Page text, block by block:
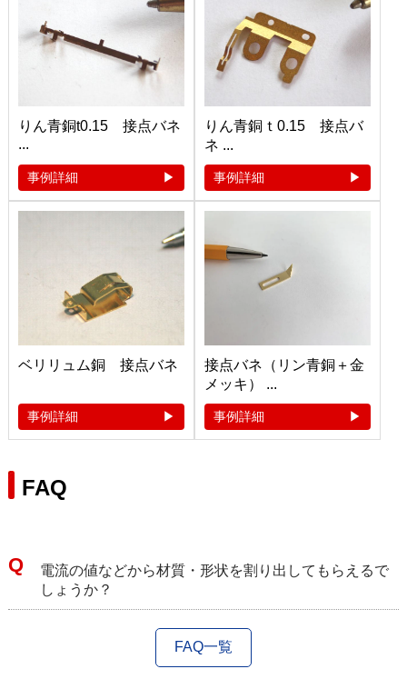
りん青銅t0.15 接点バネ
...
事例詳細
りん青銅ｔ0.15 接点バ
ネ ...
事例詳細
ベリリュム銅 接点バネ
事例詳細
接点バネ（リン青銅＋金
メッキ） ...
事例詳細
FAQ
電流の値などから材質・形状を割り出してもらえるで
しょうか？
FAQ一覧